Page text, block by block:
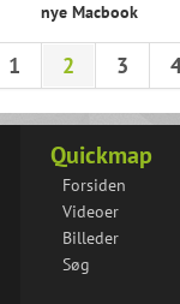
nye Macbook
1 2 3
Quickmap
Forsiden
Videoer
Billeder
Søg